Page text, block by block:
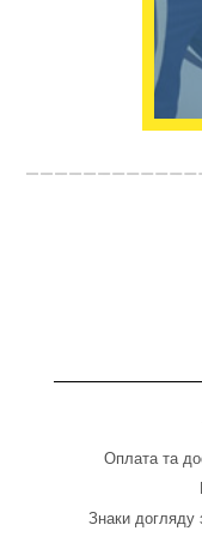
Оплата та
Знаки догляду